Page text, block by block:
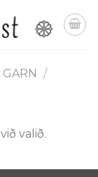
GARN /
valið.